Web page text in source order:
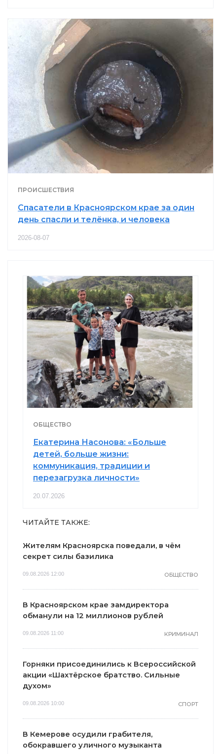
ПРОИСШЕСТВИЯ
Спасатели в Красноярском крае за один
день спасли и телёнка, и человека
2026-08-07
ОБЩЕСТВО
Екатерина Насонова: «Больше
детей, больше жизни:
коммуникация, традиции и
перезагрузка личности»
20.07.2026
ЧИТАЙТЕ ТАКЖЕ:
Жителям Красноярска поведали, в чём
секрет силы базилика
09.08.2026 12:00 ОБЩЕСТВО
В Красноярском крае замдиректора
обманули на 12 миллионов рублей
09.08.2026 11:00 КРИМИНАЛ
Горняки присоединились к Всероссийской
акции «Шахтёрское братство. Сильные
духом»
09.08.2026 10:00 СПОРТ
В Кемерове осудили грабителя,
обокравшего уличного музыканта